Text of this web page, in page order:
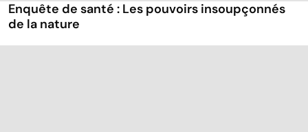
Enquête de santé : Les pouvoirs insoupçonnés
de la nature